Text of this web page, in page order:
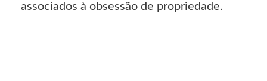
associados à obsessão de propriedade.